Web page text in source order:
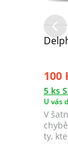
100
5 ks
U vás
V
ty,